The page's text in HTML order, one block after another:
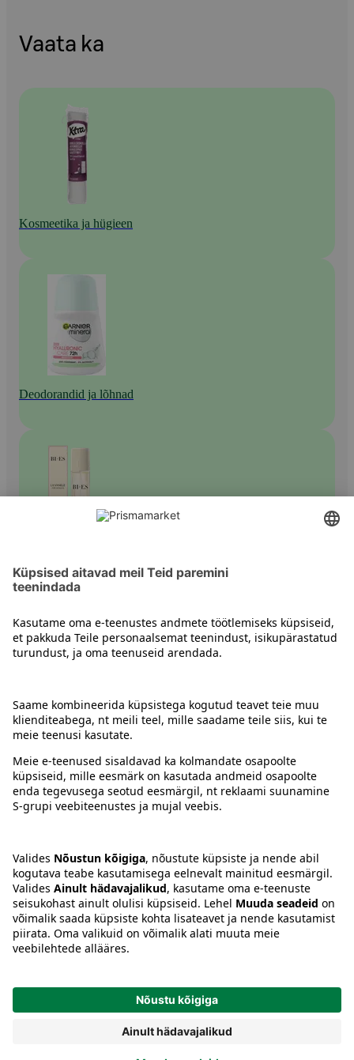
Vaata ka
Kosmeetika ja hügieen
Deodorandid ja lõhnad
Naiste lõhnad
Juhised
Tingimused
Keel:ETENRU